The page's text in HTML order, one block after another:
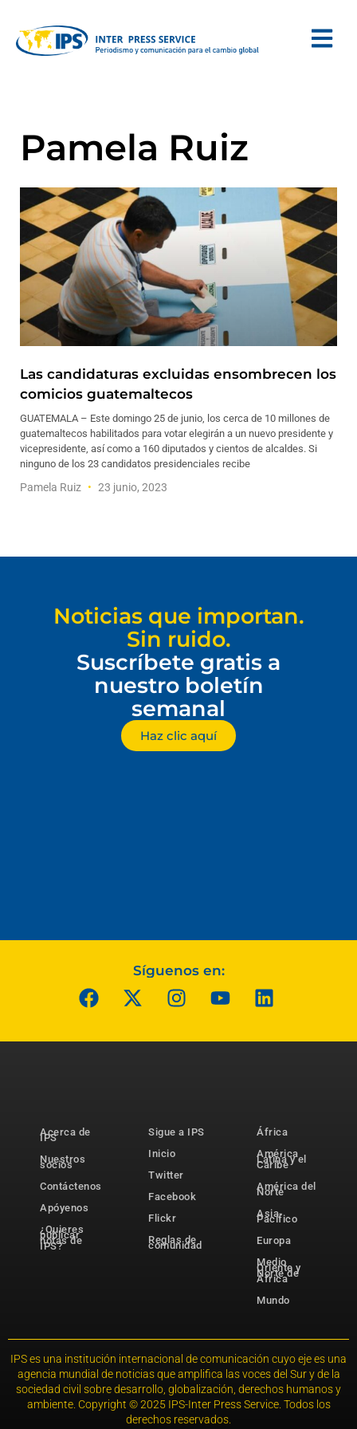
Pamela Ruiz
Las candidaturas excluidas ensombrecen los
comicios guatemaltecos
GUATEMALA – Este domingo 25 de junio, los cerca de 10 millones de
guatemaltecos habilitados para votar elegirán a un nuevo presidente y
vicepresidente, así como a 160 diputados y cientos de alcaldes. Si
ninguno de los 23 candidatos presidenciales recibe
Pamela Ruiz 23 junio, 2023
Noticias que importan.
Sin ruido.
Suscríbete gratis a
nuestro boletín
semanal
Haz clic aquí
Síguenos en:
Acerca de
IPS
Nuestros
socios
Contáctenos
Apóyenos
¿Quieres
publicar
notas de
IPS?
Sigue a IPS
Inicio
Twitter
Facebook
Flickr
Reglas de
comunidad
África
América
Latina y el
Caribe
América del
Norte
Asia-
Pacífico
Europa
Medio
Oriente y
Norte de
África
Mundo
IPS es una institución internacional de comunicación cuyo eje es una
agencia mundial de noticias que amplifica las voces del Sur y de la
sociedad civil sobre desarrollo, globalización, derechos humanos y
ambiente. Copyright © 2025 IPS-Inter Press Service. Todos los
derechos reservados.